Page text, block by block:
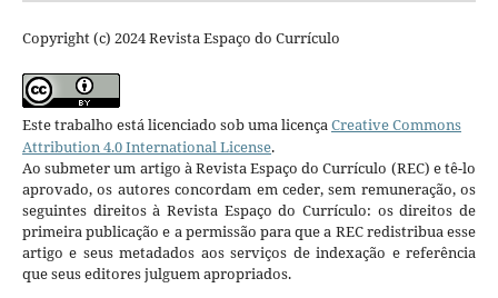
Copyright (c) 2024 Revista Espaço do Currículo
Este trabalho está licenciado sob uma licença Creative Commons
Attribution 4.0 International License.
Ao submeter um artigo à Revista Espaço do Currículo (REC) e tê-lo
aprovado, os autores concordam em ceder, sem remuneração, os
seguintes direitos à Revista Espaço do Currículo: os direitos de
primeira publicação e a permissão para que a REC redistribua esse
artigo e seus metadados aos serviços de indexação e referência
que seus editores julguem apropriados.